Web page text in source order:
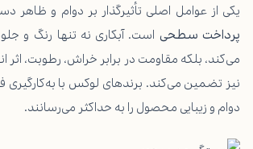
یکی از عوامل اصلی تأثیرگذار بر دوام و ظاهر
پرداخت سطحی است. آبکاری نه تنها رنگ و
می‌کند، بلکه مقاومت در برابر خراش، رطوبت، اثر
نیز تضمین می‌کند. برندهای لوکس با به‌کارگیری
دوام و زیبایی محصول را به حداکثر می‌رسانند.